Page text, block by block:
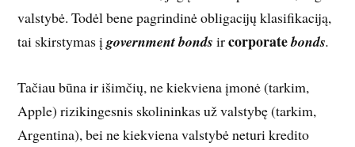
valstybė. Todėl bene pagrindinė obligacijų klasifikaciją,
tai skirstymas įgovernment bonds ircorporatebonds.
Tačiau būna ir išimčių, ne kiekviena įmonė (tarkim,
Apple) rizikingesnis skolininkas už valstybę (tarkim,
Argentina), bei ne kiekviena valstybė neturi kredito